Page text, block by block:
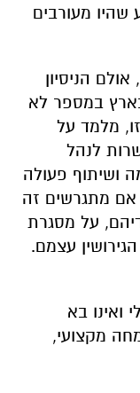
שהיו מעורבים
הניסיון
במספר לא
מלמד על
לנהל
ושיתוף פעולה
אם מתגרשים זה
על מסגרת
עצמם.
ואינו בא
מקצועי,